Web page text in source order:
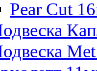
Pear Cut